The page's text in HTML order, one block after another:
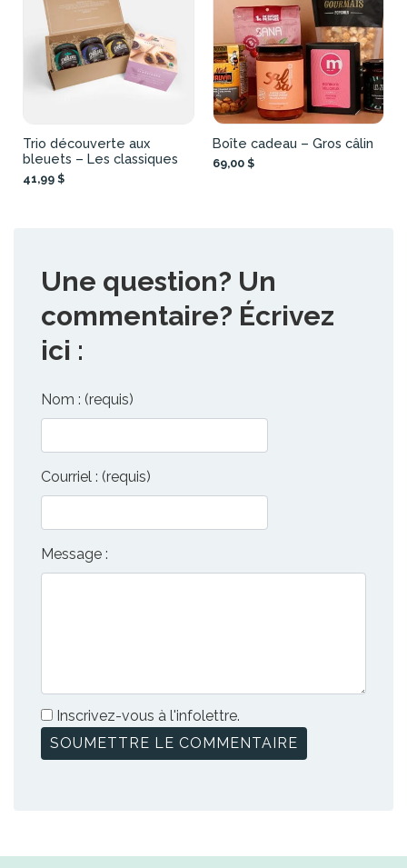
Trio découverte aux
bleuets – Les classiques
41,99 $
Boîte cadeau – Gros câlin
69,00 $
Une question? Un
commentaire? Écrivez
ici :
Nom : (requis)
Courriel : (requis)
Message :
Inscrivez-vous à l'infolettre.